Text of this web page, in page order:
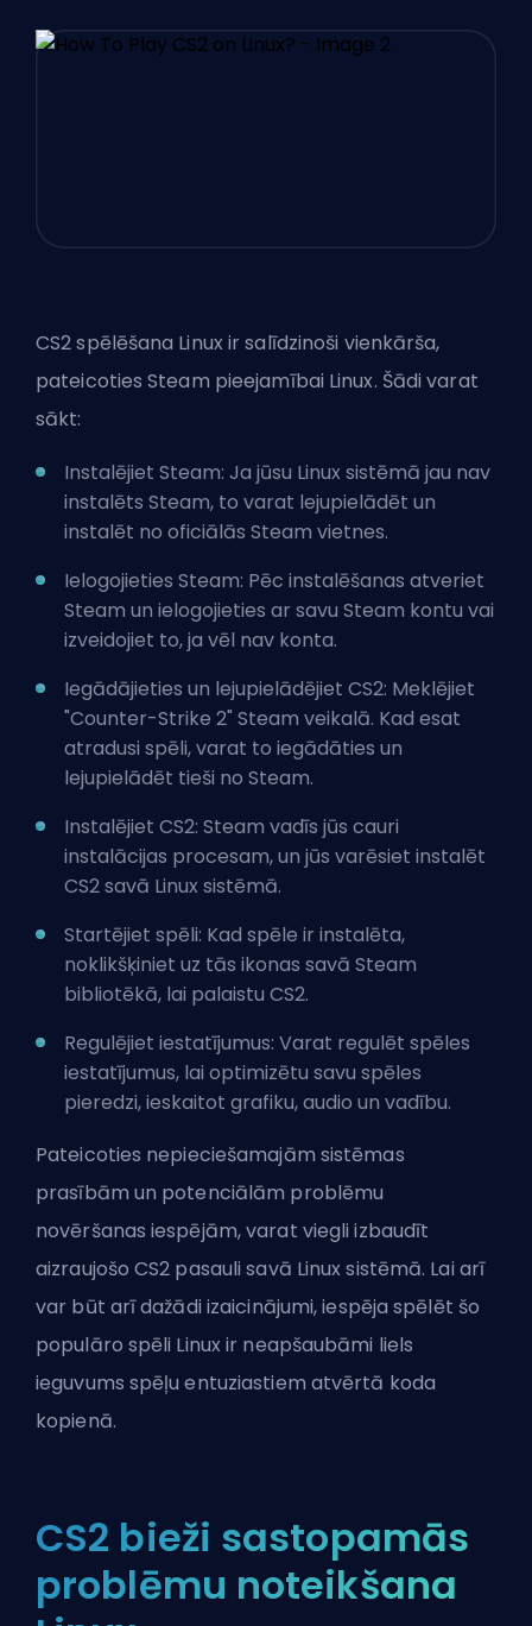
CS2 spēlēšana Linux ir salīdzinoši vienkārša,
pateicoties Steam pieejamībai Linux. Šādi varat
sākt:
Instalējiet Steam: Ja jūsu Linux sistēmā jau nav
instalēts Steam, to varat lejupielādēt un
instalēt no oficiālās Steam vietnes.
Ielogojieties Steam: Pēc instalēšanas atveriet
Steam un ielogojieties ar savu Steam kontu vai
izveidojiet to, ja vēl nav konta.
Iegādājieties un lejupielādējiet CS2: Meklējiet
"Counter-Strike 2" Steam veikalā. Kad esat
atradusi spēli, varat to iegādāties un
lejupielādēt tieši no Steam.
Instalējiet CS2: Steam vadīs jūs cauri
instalācijas procesam, un jūs varēsiet instalēt
CS2 savā Linux sistēmā.
Startējiet spēli: Kad spēle ir instalēta,
noklikšķiniet uz tās ikonas savā Steam
bibliotēkā, lai palaistu CS2.
Regulējiet iestatījumus: Varat regulēt spēles
iestatījumus, lai optimizētu savu spēles
pieredzi, ieskaitot grafiku, audio un vadību.
Pateicoties nepieciešamajām sistēmas
prasībām un potenciālām problēmu
novēršanas iespējām, varat viegli izbaudīt
aizraujošo CS2 pasauli savā Linux sistēmā. Lai arī
var būt arī dažādi izaicinājumi, iespēja spēlēt šo
populāro spēli Linux ir neapšaubāmi liels
ieguvums spēļu entuziastiem atvērtā koda
kopienā.
CS2 bieži sastopamās
problēmu noteikšana